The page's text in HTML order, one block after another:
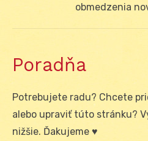
obmedzenia
Poradňa
Potrebujete radu? Chcete
alebo upraviť túto stránku?
nižšie. Ďakujeme ♥